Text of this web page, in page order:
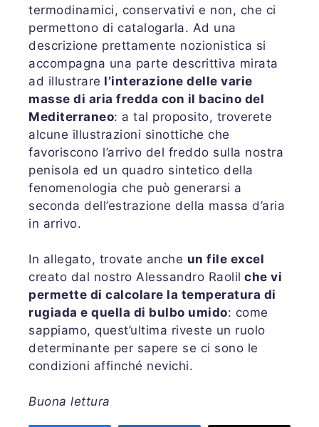
termodinamici, conservativi e non, che ci
permettono di catalogarla. Ad una
descrizione prettamente nozionistica si
accompagna una parte descrittiva mirata
ad illustrare l’interazione delle varie
masse di aria fredda con il bacino del
Mediterraneo: a tal proposito, troverete
alcune illustrazioni sinottiche che
favoriscono l’arrivo del freddo sulla nostra
penisola ed un quadro sintetico della
fenomenologia che può generarsi a
seconda dell’estrazione della massa d’aria
in arrivo.
In allegato, trovate anche un file excel
creato dal nostro Alessandro Raolil che vi
permette di calcolare la temperatura di
rugiada e quella di bulbo umido: come
sappiamo, quest’ultima riveste un ruolo
determinante per sapere se ci sono le
condizioni affinché nevichi.
Buona lettura